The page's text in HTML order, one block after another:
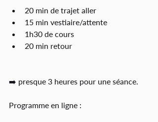
20 min de trajet aller
15 min vestiaire/attente
1h30 de cours
20 min retour
➡️ presque 3 heures pour une séance.
Programme en ligne :